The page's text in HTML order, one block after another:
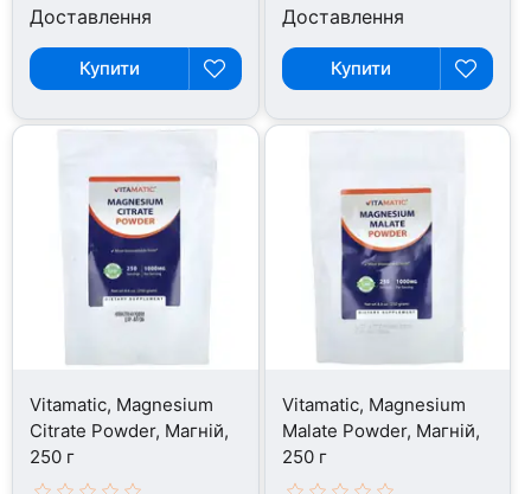
Доставлення
Купити
Доставлення
Купити
Vitamatic, Magnesium
Citrate Powder, Магній,
250 г
Vitamatic, Magnesium
Malate Powder, Магній,
250 г